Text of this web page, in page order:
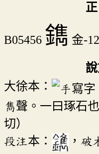
B05456 鐫 金-
大徐本：
雋聲。一曰琢石
切）
段注本：
，破